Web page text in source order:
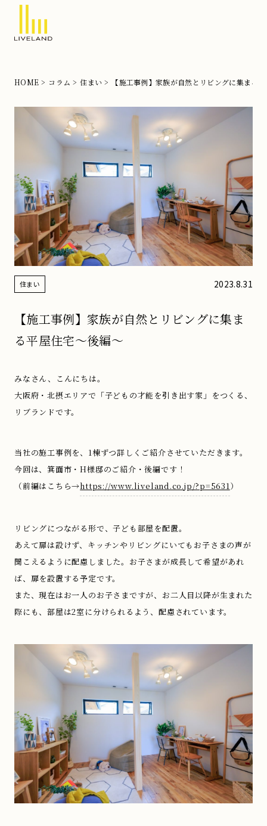
の
ら
リ
ブ
ラ
ン
ド
HOME コラム 住まい 【施工事例】家族が自然とリビングに集まる
住まい 2023.8.31
【施工事例】家族が自然とリビングに集ま
る平屋住宅〜後編〜
みなさん、こんにちは。
大阪府・北摂エリアで「子どもの才能を引き出す家」をつくる、
リブランドです。
当社の施工事例を、1棟ずつ詳しくご紹介させていただきます。
今回は、箕面市・H様邸のご紹介・後編です！
（前編はこちら→https://www.liveland.co.jp/?p=5631 ）
リビングにつながる形で、子ども部屋を配置。
あえて扉は設けず、キッチンやリビングにいてもお子さまの声が
聞こえるように配慮しました。お子さまが成長して希望があれ
ば、扉を設置する予定です。
また、現在はお一人のお子さまですが、お二人目以降が生まれた
際にも、部屋は2室に分けられるよう、配慮されています。